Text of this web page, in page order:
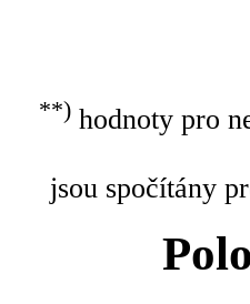
**)hodnoty pro
jsou spočítány